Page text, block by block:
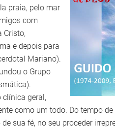
praia, pelo mar
com
Cristo,
e depois para
Mariano).
o Grupo
clínica geral,
como um todo. Do tempo
sua fé, no seu proceder